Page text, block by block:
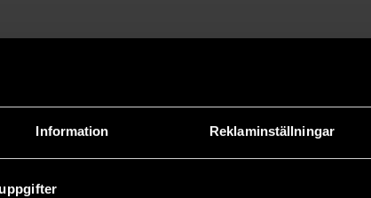
Information Reklaminställningar